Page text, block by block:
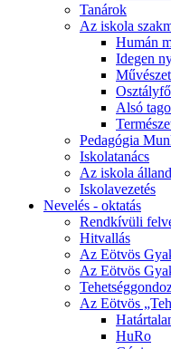
Tanárok
Az iskola
Humán
Idegen
Alsó
Pedagógia
Iskolatanács
Az iskola
Iskolavezetés
Nevelés - oktatás
Rendkívüli
Hitvallás
Az Eötvös
Az Eötvös
Az Eötvös
HuRo